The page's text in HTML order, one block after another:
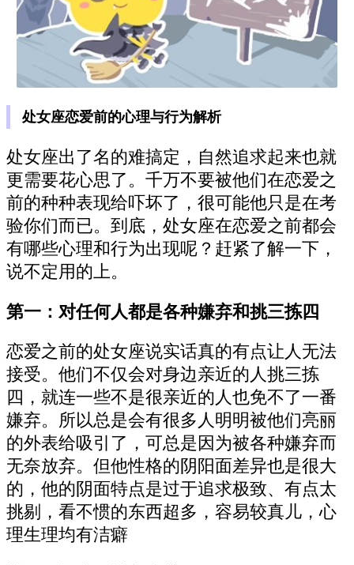
处女座恋爱前的心理与行为解析
处女座出了名的难搞定，自然追求起来也就
更需要花心思了。千万不要被他们在恋爱之
前的种种表现给吓坏了，很可能他只是在考
验你们而已。到底，处女座在恋爱之前都会
有哪些心理和行为出现呢？赶紧了解一下，
说不定用的上。
第一：对任何人都是各种嫌弃和挑三拣四
恋爱之前的处女座说实话真的有点让人无法
接受。他们不仅会对身边亲近的人挑三拣
四，就连一些不是很亲近的人也免不了一番
嫌弃。所以总是会有很多人明明被他们亮丽
的外表给吸引了，可总是因为被各种嫌弃而
无奈放弃。但他性格的阴阳面差异也是很大
的，他的阴面特点是过于追求极致、有点太
挑剔，看不惯的东西超多，容易较真儿，心
理生理均有洁癖